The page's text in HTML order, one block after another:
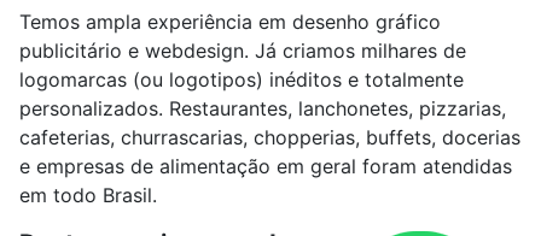
Temos ampla experiência em desenho gráfico
publicitário e webdesign. Já criamos milhares de
logomarcas (ou logotipos) inéditos e totalmente
personalizados. Restaurantes, lanchonetes, pizzarias,
cafeterias, churrascarias, chopperias, buffets, docerias
e empresas de alimentação em geral foram atendidas
em todo Brasil.